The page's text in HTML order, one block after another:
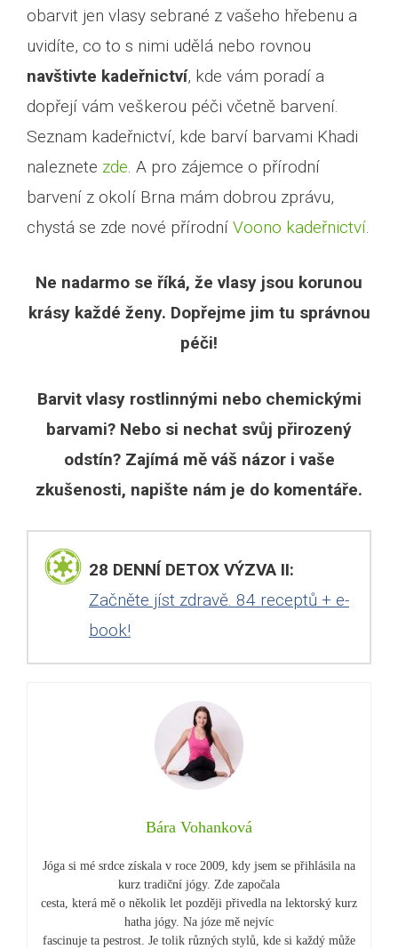
obarvit jen vlasy sebrané z vašeho hřebenu a
uvidíte, co to s nimi udělá nebo rovnou
navštivte kadeřnictví, kde vám poradí a
dopřejí vám veškerou péči včetně barvení.
Seznam kadeřnictví, kde barví barvami Khadi
naleznete zde. A pro zájemce o přírodní
barvení z okolí Brna mám dobrou zprávu,
chystá se zde nové přírodní Voono kadeřnictví.
Ne nadarmo se říká, že vlasy jsou korunou
krásy každé ženy. Dopřejme jim tu správnou
péči!
Barvit vlasy rostlinnými nebo chemickými
barvami? Nebo si nechat svůj přirozený
odstín? Zajímá mě váš názor i vaše
zkušenosti, napište nám je do komentáře.
28 DENNÍ DETOX VÝZVA II:
Začněte jíst zdravě. 84 receptů + e-
book!
Bára Vohanková
Jóga si mé srdce získala v roce 2009, kdy jsem se přihlásila na
kurz tradiční jógy. Zde započala
cesta, která mě o několik let později přivedla na lektorský kurz
hatha jógy. Na józe mě nejvíc
fascinuje ta pestrost. Je tolik různých stylů, kde si každý může